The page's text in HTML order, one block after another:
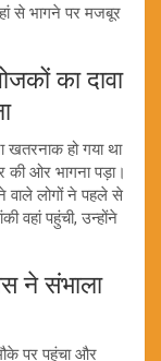
से भागने पर मजबूर
का दावा
खतरनाक हो गया था
की ओर भागना पड़ा।
वाले लोगों ने पहले से
वहां पहुंची, उन्होंने
ने संभाला
पर पहुंचा और